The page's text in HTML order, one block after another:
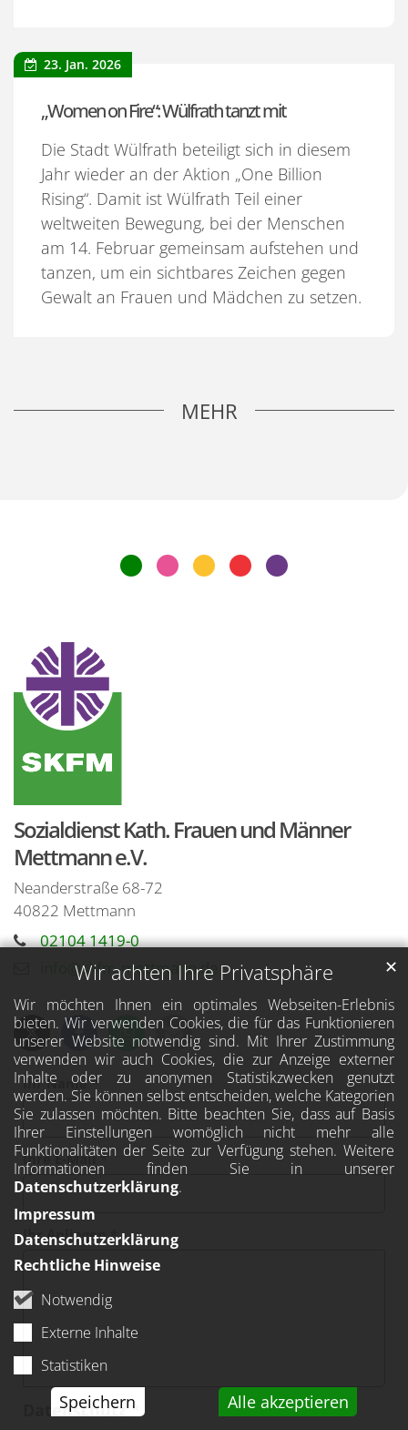
Wir achten Ihre Privatsphäre
Wir möchten Ihnen ein optimales Webseiten-Erlebnis
bieten. Wir verwenden Cookies, die für das Funktionieren
unserer Website notwendig sind. Mit Ihrer Zustimmung
verwenden wir auch Cookies, die zur Anzeige externer
Inhalte oder zu anonymen Statistikzwecken genutzt
werden. Sie können selbst entscheiden, welche Kategorien
Sie zulassen möchten. Bitte beachten Sie, dass auf Basis
Ihrer Einstellungen womöglich nicht mehr alle
Funktionalitäten der Seite zur Verfügung stehen. Weitere
Informationen finden Sie in unserer
Datenschutzerklärung.
Notwendig
Externe Inhalte
Statistiken
Speichern Alle akzeptieren
✕
Impressum
Datenschutzerklärung
Rechtliche Hinweise
„Women on Fire“: Wülfrath tanzt mit
23. Jan. 2026
Die Stadt Wülfrath beteiligt sich in diesem
Jahr wieder an der Aktion „One Billion
Rising“. Damit ist Wülfrath Teil einer
weltweiten Bewegung, bei der Menschen
am 14. Februar gemeinsam aufstehen und
tanzen, um ein sichtbares Zeichen gegen
Gewalt an Frauen und Mädchen zu setzen.
MEHR
Sozialdienst Kath. Frauen und Männer
Mettmann e.V.
Neanderstraße 68-72
40822 Mettmann
02104 1419-0
info@skfm-mettmann.de
Ihr Name *
Ihre E-Mail *
Ihr Anliegen *
Datenschutz *